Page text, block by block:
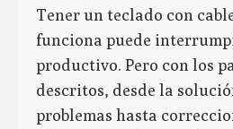
Tener un teclado con
funciona puede
productivo. Pero con los
descritos, desde la
problemas hasta